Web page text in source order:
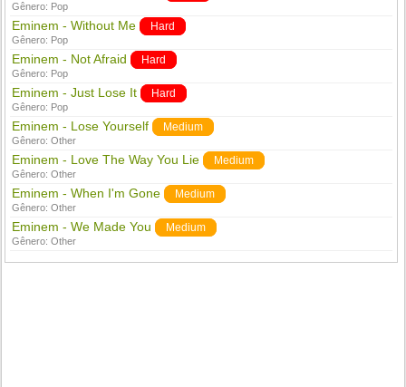
Gênero: Pop
Eminem - Without Me Hard
Gênero: Pop
Eminem - Not Afraid Hard
Gênero: Pop
Eminem - Just Lose It Hard
Gênero: Pop
Eminem - Lose Yourself Medium
Gênero:Other
Eminem - Love The Way You Lie Medium
Gênero:Other
Eminem - When I'm Gone Medium
Gênero:Other
Eminem - We Made You Medium
Gênero:Other